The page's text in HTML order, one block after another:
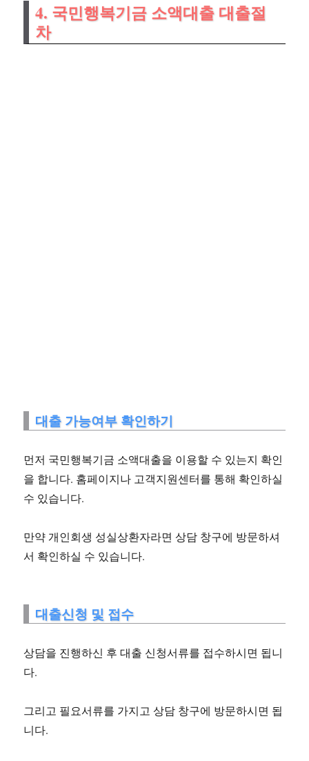
4. 국민행복기금 소액대출 대출절
차
대출 가능여부 확인하기
먼저 국민행복기금 소액대출을 이용할 수 있는지 확인
을 합니다. 홈페이지나 고객지원센터를 통해 확인하실
수 있습니다.
만약 개인회생 성실상환자라면 상담 창구에 방문하셔
서 확인하실 수 있습니다.
대출신청 및 접수
상담을 진행하신 후 대출 신청서류를 접수하시면 됩니
다.
그리고 필요서류를 가지고 상담 창구에 방문하시면 됩
니다.